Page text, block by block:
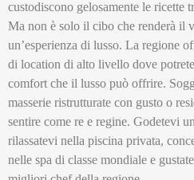
custodiscono gelosamente le ricette
Ma non è solo il cibo che renderà il
un’esperienza di lusso. La regione
di location di alto livello dove
comfort che il lusso può offrire.
masserie ristrutturate con gusto o
sentire come re e regine. Godetevi
rilassatevi nella piscina privata,
nelle spa di classe mondiale e